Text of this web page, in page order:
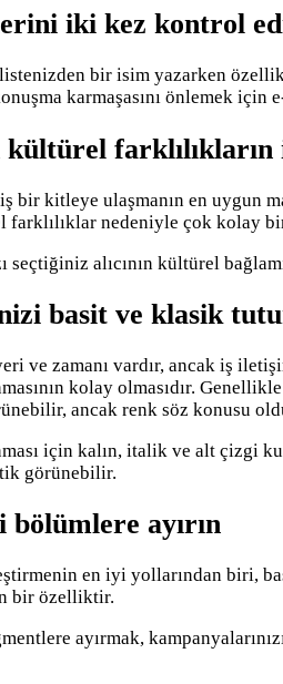
iki kez kontrol
bir isim yazarken
karmaşasını önlemek için
bir kitleye ulaşmanın en
farklılıklar nedeniyle çok kolay
seçtiğiniz alıcının kültürel
basit ve klasik
ve zamanı vardır, ancak iş
kolay olmasıdır.
ancak renk söz konusu
için kalın, italik ve alt çizgi
görünebilir.
ayırın
en iyi yollarından biri,
bir özelliktir.
ayırmak,